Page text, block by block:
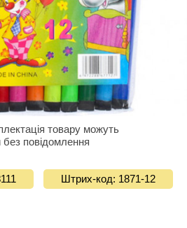
товару можуть
повідомлення
Штрих-код: 1871-12